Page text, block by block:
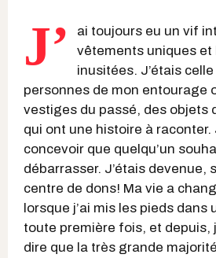
J’
ai toujours eu un vif
vêtements uniques et
inusitées. J’étais
personnes de mon entourage
vestiges du passé, des objets
qui ont une histoire à raconter.
concevoir que quelqu’un
débarrasser. J’étais devenue,
centre de dons! Ma vie a
lorsque j’ai mis les pieds dans
toute première fois, et depuis,
dire que la très grande